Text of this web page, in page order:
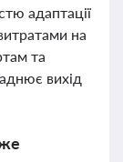
адаптації
на
та
вихід